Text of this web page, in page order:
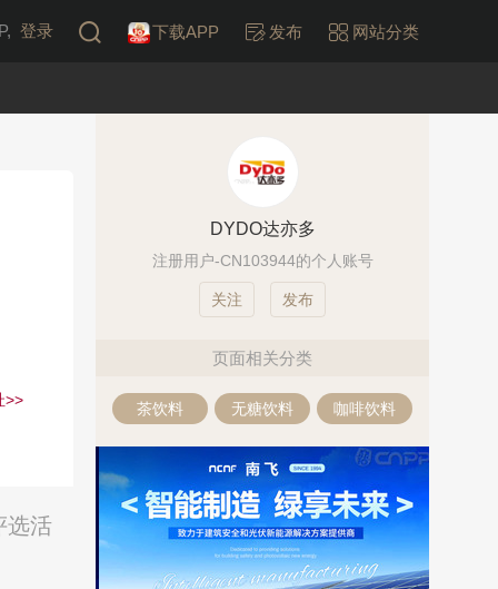
登录 下载APP 发布 网站分类
>>
选活
DYDO达亦多
注册用户-CN103944的个人账号
发布
页面相关分类
茶饮料 无糖饮料 咖啡饮料